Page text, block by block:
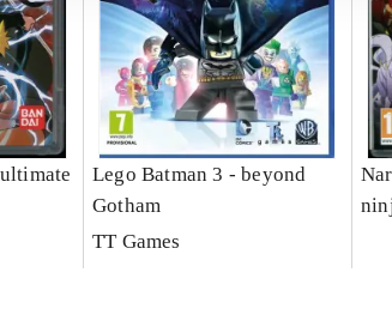
Lego Batman 3 - beyond
Gotham
TT Games